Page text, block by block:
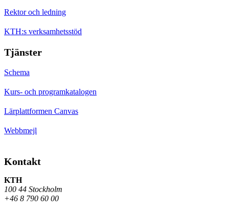
Rektor och ledning
KTH:s verksamhetsstöd
Tjänster
Schema
Kurs- och programkatalogen
Lärplattformen Canvas
Webbmejl
Kontakt
KTH
100 44 Stockholm
+46 8 790 60 00